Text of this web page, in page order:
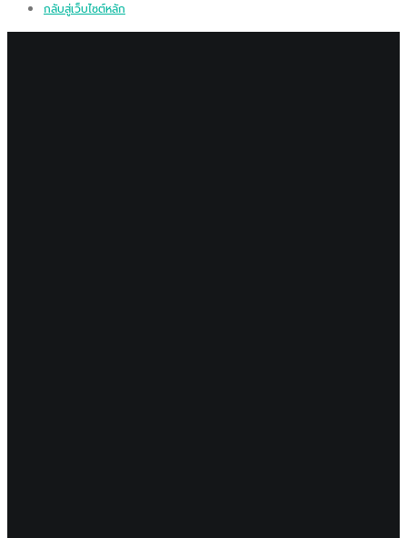
กลับสู่เว็บไซต์หลัก